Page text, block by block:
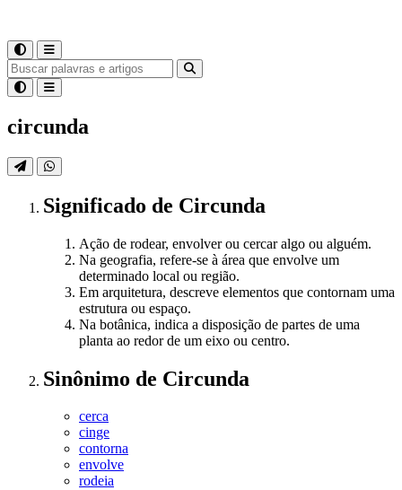
circunda
Significado de Circunda
Ação de rodear, envolver ou cercar algo ou alguém.
Na geografia, refere-se à área que envolve um
determinado local ou região.
Em arquitetura, descreve elementos que contornam uma
estrutura ou espaço.
Na botânica, indica a disposição de partes de uma
planta ao redor de um eixo ou centro.
Sinônimo de Circunda
cerca
cinge
contorna
envolve
rodeia